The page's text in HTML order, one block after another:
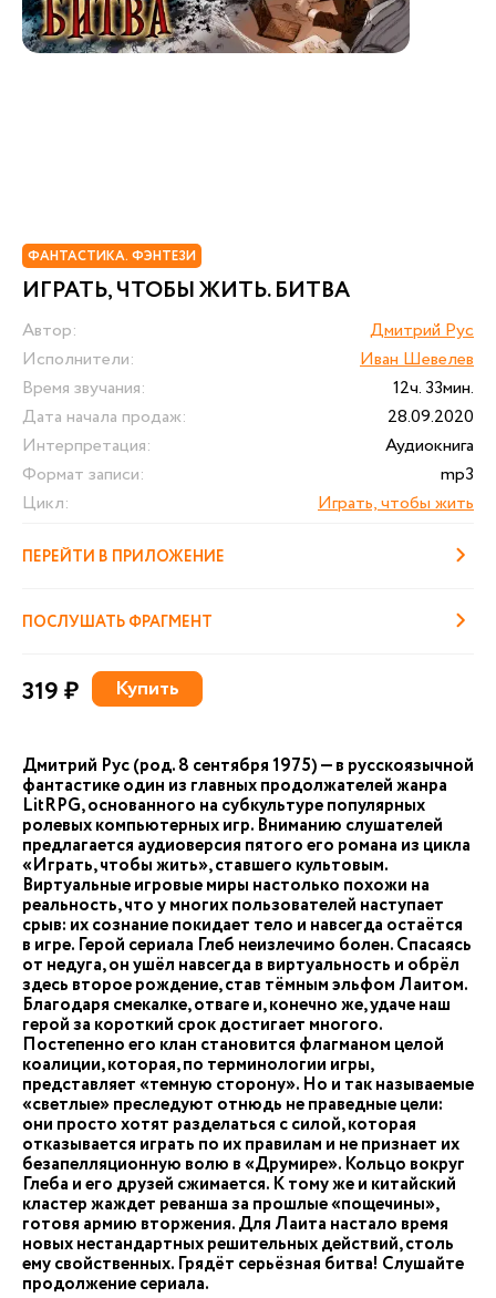
ФАНТАСТИКА. ФЭНТЕЗИ
ИГРАТЬ, ЧТОБЫ ЖИТЬ. БИТВА
Автор:
Дмитрий Рус
Исполнители:
Иван Шевелев
Время звучания:
12ч. 33мин.
Дата начала продаж:
28.09.2020
Интерпретация:
Аудиокнига
Формат записи:
mp3
Цикл:
Играть, чтобы жить
ПЕРЕЙТИ В ПРИЛОЖЕНИЕ
ПОСЛУШАТЬ ФРАГМЕНТ
319 ₽ Купить
Дмитрий Рус (род. 8 сентября 1975) — в русскоязычной
фантастике один из главных продолжателей жанра
LitRPG, основанного на субкультуре популярных
ролевых компьютерных игр. Вниманию слушателей
предлагается аудиоверсия пятого его романа из цикла
«Играть, чтобы жить», ставшего культовым.
Виртуальные игровые миры настолько похожи на
реальность, что у многих пользователей наступает
срыв: их сознание покидает тело и навсегда остаётся
в игре. Герой сериала Глеб неизлечимо болен. Спасаясь
от недуга, он ушёл навсегда в виртуальность и обрёл
здесь второе рождение, став тёмным эльфом Лаитом.
Благодаря смекалке, отваге и, конечно же, удаче наш
герой за короткий срок достигает многого.
Постепенно его клан становится флагманом целой
коалиции, которая, по терминологии игры,
представляет «темную сторону». Но и так называемые
«светлые» преследуют отнюдь не праведные цели:
они просто хотят разделаться с силой, которая
отказывается играть по их правилам и не признает их
безапелляционную волю в «Друмире». Кольцо вокруг
Глеба и его друзей сжимается. К тому же и китайский
кластер жаждет реванша за прошлые «пощечины»,
готовя армию вторжения. Для Лаита настало время
новых нестандартных решительных действий, столь
ему свойственных. Грядёт серьёзная битва! Слушайте
продолжение сериала.